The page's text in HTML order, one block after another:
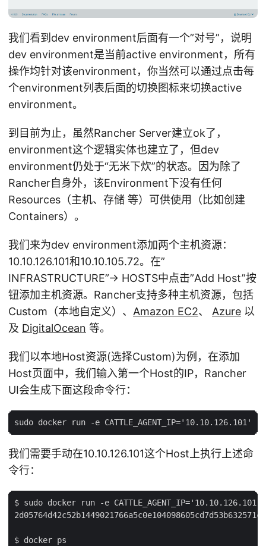
我们看到dev environment后面有一个”对号”，说明
dev environment是当前active environment，所有
操作均针对该environment，你当然可以通过点击每
个environment列表后面的切换图标来切换active
environment。
到目前为止，虽然Rancher Server建立ok了，
environment这个逻辑实体也建立了，但dev
environment仍处于“无米下炊”的状态。因为除了
Rancher自身外，该Environment下没有任何
Resources（主机、存储 等）可供使用（比如创建
Containers）。
我们来为dev environment添加两个主机资源：
10.10.126.101和10.10.105.72。在”
INFRASTRUCTURE”-> HOSTS中点击”Add Host”按
钮添加主机资源。Rancher支持多种主机资源，包括
Custom（本地自定义）、 Amazon EC2、 Azure 以
及 DigitalOcean 等。
我们以本地Host资源(选择Custom)为例，在添加
Host页面中，我们输入第一个Host的IP，Rancher
UI会生成下面这段命令行：
我们需要手动在10.10.126.101这个Host上执行上述命
令行：
$ sudo docker run -e
$ docker ps